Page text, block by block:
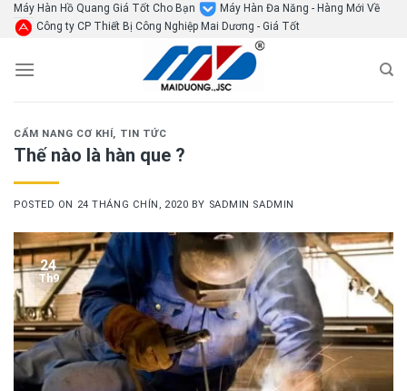
SkipMáy Hàn Hồ Quang Giá Tốt Cho Bạn
Máy Hàn Đa Năng - Hàng Mới Về
Công ty CP Thiết Bị Công Nghiệp Mai Dương - Giá Tốt
CẨM NANG CƠ KHÍ, TIN TỨC
Thế nào là hàn que ?
POSTED ON 24 THÁNG CHÍN, 2020 BY SADMIN SADMIN
24
Th9